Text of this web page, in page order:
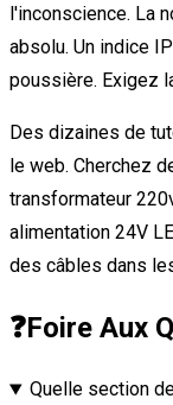
l'inconscience. La
absolu. Un indice
poussière. Exigez
Des dizaines de
le web. Cherchez
transformateur
alimentation 24V
des câbles dans
❓Foire Aux
Quelle section